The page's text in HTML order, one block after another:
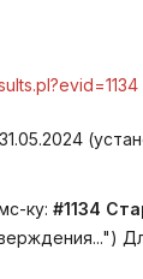
ку:#1134